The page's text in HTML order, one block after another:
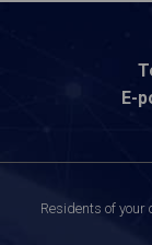
E-
Residents of